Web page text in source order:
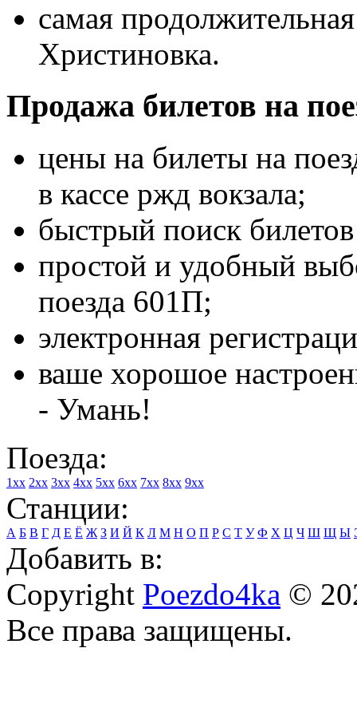
самая
Христиновка.
Продажа билетов на
цены на билеты на
в кассе ржд вокзала;
быстрый поиск
простой и удобный
поезда 601П;
электронная
ваше хорошое
- Умань!
Поезда:
1xx 2xx 3xx 4xx 5xx 6xx 7xx 8xx 9xx
Станции:
А Б В Г Д Е Ё Ж З И Й К Л М Н О П Р С Т У Ф Х Ц Ч Ш Щ Ы
Добавить в:
Copyright Poezdo4ka ©
Все права защищены.